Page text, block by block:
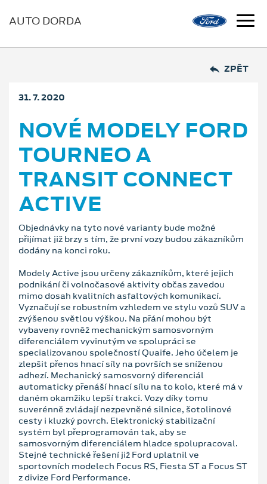
AUTO DORDA
ZPĚT
31. 7. 2020
NOVÉ MODELY FORD
TOURNEO A
TRANSIT CONNECT
ACTIVE
Objednávky na tyto nové varianty bude možné
přijímat již brzy s tím, že první vozy budou zákazníkům
dodány na konci roku.
Modely Active jsou určeny zákazníkům, které jejich
podnikání či volnočasové aktivity občas zavedou
mimo dosah kvalitních asfaltových komunikací.
Vyznačují se robustním vzhledem ve stylu vozů SUV a
zvýšenou světlou výškou. Na přání mohou být
vybaveny rovněž mechanickým samosvorným
diferenciálem vyvinutým ve spolupráci se
specializovanou společností Quaife. Jeho účelem je
zlepšit přenos hnací síly na površích se sníženou
adhezí. Mechanický samosvorný diferenciál
automaticky přenáší hnací sílu na to kolo, které má v
daném okamžiku lepší trakci. Vozy díky tomu
suverénně zvládají nezpevněné silnice, šotolinové
cesty i kluzký povrch. Elektronický stabilizační
systém byl přeprogramován tak, aby se
samosvorným diferenciálem hladce spolupracoval.
Stejné technické řešení již Ford uplatnil ve
sportovních modelech Focus RS, Fiesta ST a Focus ST
z divize Ford Performance.